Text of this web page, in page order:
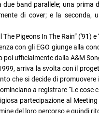
band parallele; una
di cover; e la seconda,
The Pigeons In The Rain”
con gli EGO giunge alla
poi ufficialmente dalla A&M
arriva la svolta con il
che si decide di
a registrare “Le cose
partecipazione al
del loro percorso e quindi